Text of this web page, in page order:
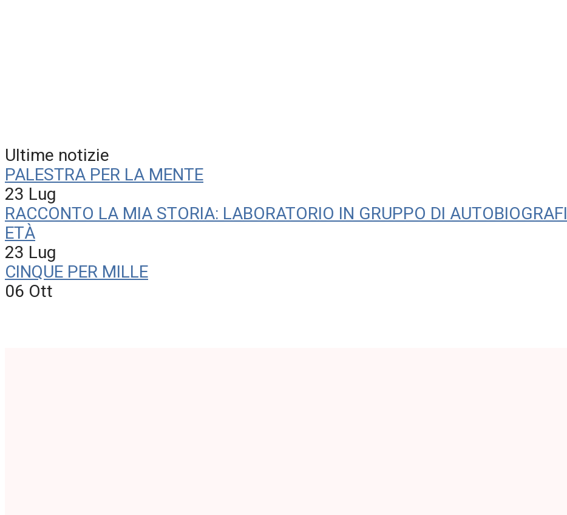
Ultime notizie
PALESTRA PER LA MENTE
23 Lug
RACCONTO LA MIA STORIA: LABORATORIO IN GRUPPO DI
ETÀ
23 Lug
CINQUE PER MILLE
06 Ott